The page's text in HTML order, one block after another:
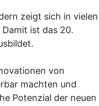
zeigt sich in vielen
ist das 20.
von
machten und
Potenzial der neuen